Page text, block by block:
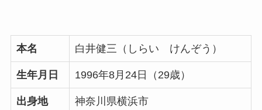
本名 白井健三（しらい けんぞう）
生年月日 1996年8月24日（29歳）
出身地 神奈川県横浜市